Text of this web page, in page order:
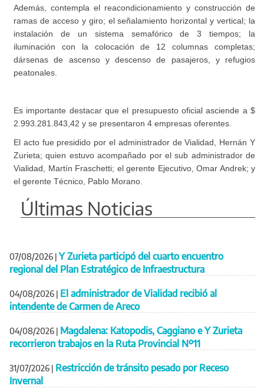
Además, contempla el reacondicionamiento y construcción de
ramas de acceso y giro; el señalamiento horizontal y vertical; la
instalación de un sistema semafórico de 3 tiempos; la
iluminación con la colocación de 12 columnas completas;
dársenas de ascenso y descenso de pasajeros, y refugios
peatonales.
Es importante destacar que el presupuesto oficial asciende a $
2.993.281.843,42 y se presentaron 4 empresas oferentes.
El acto fue presidido por el administrador de Vialidad, Hernán Y
Zurieta; quien estuvo acompañado por el sub administrador de
Vialidad, Martín Fraschetti; el gerente Ejecutivo, Omar Andrek; y
el gerente Técnico, Pablo Morano.
Últimas Noticias
07/08/2026 | Y Zurieta participó del cuarto encuentro
regional del Plan Estratégico de Infraestructura
04/08/2026 | El administrador de Vialidad recibió al
intendente de Carmen de Areco
04/08/2026 | Magdalena: Katopodis, Caggiano e Y Zurieta
recorrieron trabajos en la Ruta Provincial Nº11
31/07/2026 | Restricción de tránsito pesado por Receso
Invernal